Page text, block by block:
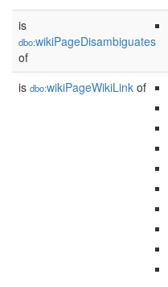
is
dbo:wikiPageDisambiguates
of
is dbo:wikiPageWikiLink of